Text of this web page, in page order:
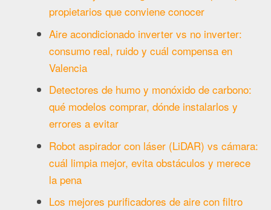
propietarios que conviene conocer
Aire acondicionado inverter vs no inverter:
consumo real, ruido y cuál compensa en
Valencia
Detectores de humo y monóxido de carbono:
qué modelos comprar, dónde instalarlos y
errores a evitar
Robot aspirador con láser (LiDAR) vs cámara:
cuál limpia mejor, evita obstáculos y merece
la pena
Los mejores purificadores de aire con filtro